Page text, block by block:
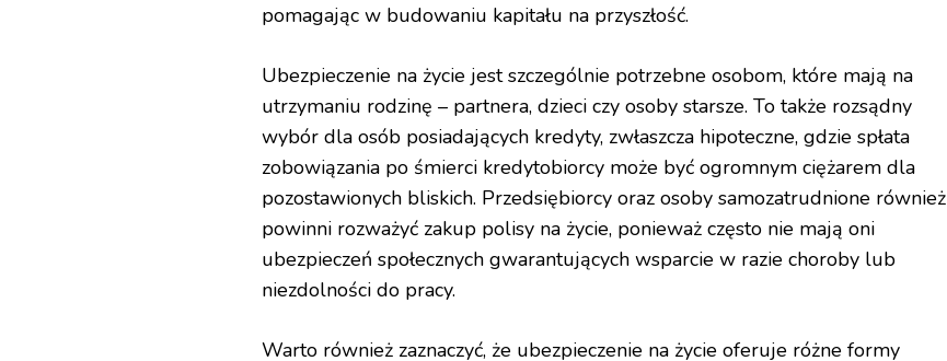
pomagając w budowaniu kapitału na przyszłość.
Ubezpieczenie na życie jest szczególnie potrzebne osobom, które mają na
utrzymaniu rodzinę – partnera, dzieci czy osoby starsze. To także rozsądny
wybór dla osób posiadających kredyty, zwłaszcza hipoteczne, gdzie spłata
zobowiązania po śmierci kredytobiorcy może być ogromnym ciężarem dla
pozostawionych bliskich. Przedsiębiorcy oraz osoby samozatrudnione również
powinni rozważyć zakup polisy na życie, ponieważ często nie mają oni
ubezpieczeń społecznych gwarantujących wsparcie w razie choroby lub
niezdolności do pracy.
Warto również zaznaczyć, że ubezpieczenie na życie oferuje różne formy